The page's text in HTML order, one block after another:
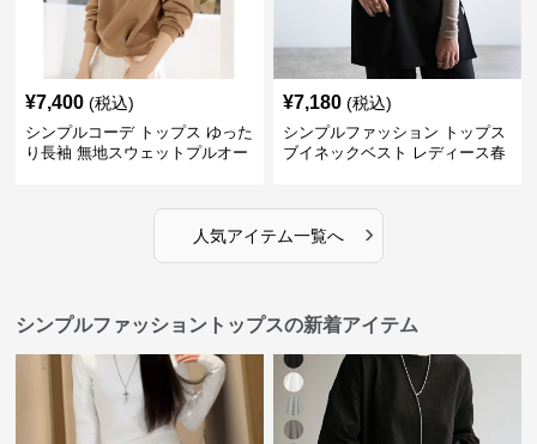
¥7,400 (税込)
シンプルコーデ トップス ゆった
り長袖 無地スウェットプルオー
¥7,180 (税込)
シンプルファッション トップス
ブイネックベスト レディース春
人気アイテム一覧へ ›
シンプルファッショントップスの新着アイテム